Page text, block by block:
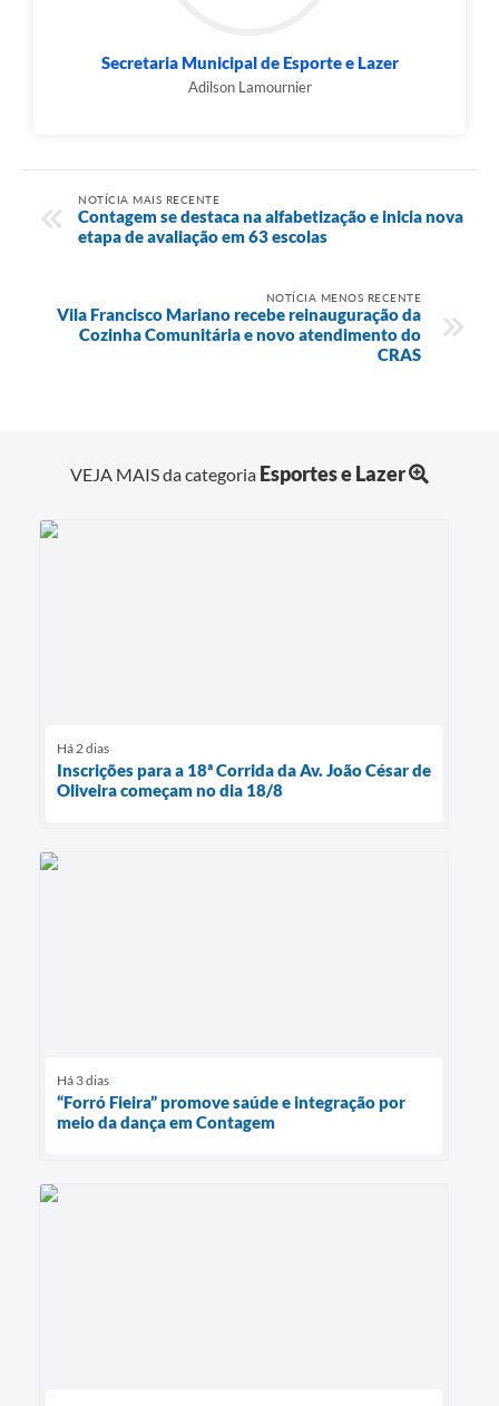
Secretaria Municipal de Esporte e Lazer
Adilson Lamournier
NOTÍCIA MAIS RECENTE
Contagem se destaca na alfabetização e inicia nova
etapa de avaliação em 63 escolas
NOTÍCIA MENOS RECENTE
Vila Francisco Mariano recebe reinauguração da
Cozinha Comunitária e novo atendimento do
CRAS
VEJA MAIS da categoria Esportes e Lazer
Há 2 dias
Inscrições para a 18ª Corrida da Av. João César de
Oliveira começam no dia 18/8
Há 3 dias
“Forró Fieira” promove saúde e integração por
meio da dança em Contagem